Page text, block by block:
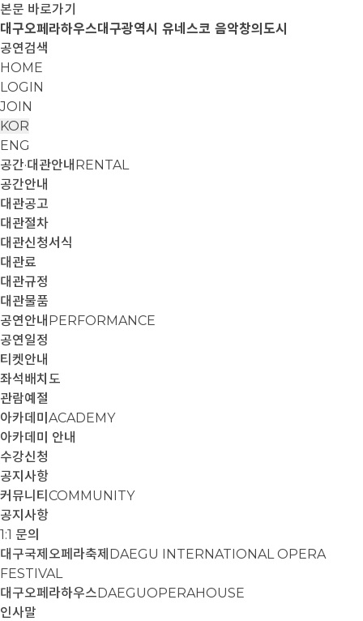
본문 바로가기
대구오페라하우스대구광역시 유네스코 음악창의도시
공연검색
HOME
LOGIN
JOIN
KOR
ENG
공간·대관안내 RENTAL
공간안내
대관공고
대관절차
대관신청서식
대관료
대관규정
대관물품
공연안내 PERFORMANCE
공연일정
티켓안내
좌석배치도
관람예절
아카데미 ACADEMY
아카데미 안내
수강신청
공지사항
커뮤니티 COMMUNITY
공지사항
1:1 문의
대구국제오페라축제 DAEGU INTERNATIONAL OPERA
FESTIVAL
대구오페라하우스DAEGUOPERAHOUSE
인사말